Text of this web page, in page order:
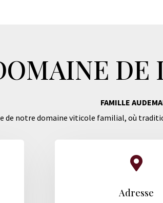
DE
FAMILLE
de notre domaine viticole familial, où

Adresse